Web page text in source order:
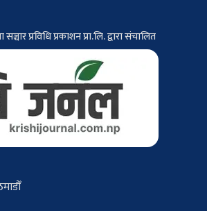
प्रविधि प्रकाशन प्रा.लि. द्वारा संचालित